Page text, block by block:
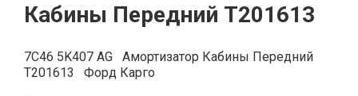
Кабины Передний T201613
7C46 5K407 AG Амортизатор Кабины Передний
T201613 Форд Карго